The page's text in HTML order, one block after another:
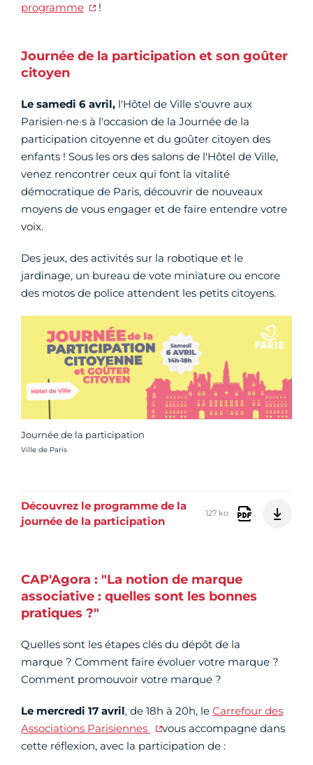
programme
!
Journée de la participation et son goûter
citoyen
Le samedi 6 avril, l'Hôtel de Ville s'ouvre aux
Parisien·ne·s à l'occasion de la Journée de la
participation citoyenne et du goûter citoyen des
enfants ! Sous les ors des salons de l'Hôtel de Ville,
venez rencontrer ceux qui font la vitalité
démocratique de Paris, découvrir de nouveaux
moyens de vous engager et de faire entendre votre
voix.
Des jeux, des activités sur la robotique et le
jardinage, un bureau de vote miniature ou encore
des motos de police attendent les petits citoyens.
Journée de la participation
Crédit photo :
Ville de Paris
Découvrez le programme de la
journée de la participation
127 ko
CAP'Agora : "La notion de marque
associative : quelles sont les bonnes
pratiques ?"
Quelles sont les étapes clés du dépôt de la
marque ? Comment faire évoluer votre marque ?
Comment promouvoir votre marque ?
Le mercredi 17 avril, de 18h à 20h, le Carrefour des
Associations Parisiennes
vous accompagne dans
cette réflexion, avec la participation de :